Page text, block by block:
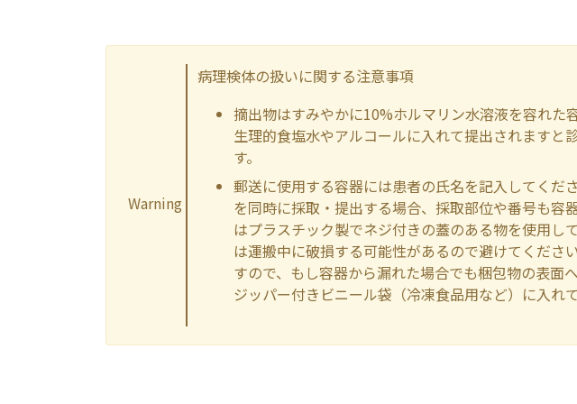
Warning
病理検体の扱いに関する注意事項
摘出物はすみやかに10%ホルマリン水溶液を容れた
生理的食塩水やアルコールに入れて提出されますと
す。
郵送に使用する容器には患者の氏名を記入してくだ
を同時に採取・提出する場合、採取部位や番号も容
はプラスチック製でネジ付きの蓋のある物を使用し
は運搬中に破損する可能性があるので避けてくださ
すので、もし容器から漏れた場合でも梱包物の表面
ジッパー付きビニール袋（冷凍食品用など）に入れ